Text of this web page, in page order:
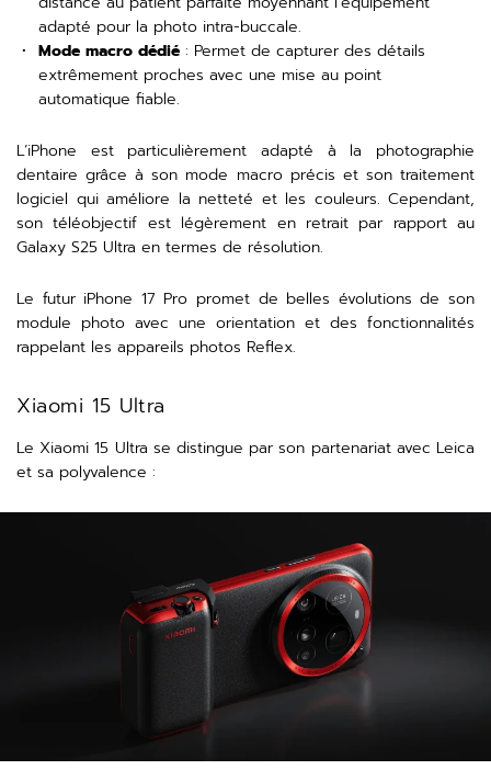
adapté pour la photo intra-buccale.
Mode macro dédié : Permet de capturer des détails
extrêmement proches avec une mise au point
automatique fiable.
L’iPhone est particulièrement adapté à la photographie
dentaire grâce à son mode macro précis et son traitement
logiciel qui améliore la netteté et les couleurs. Cependant,
son téléobjectif est légèrement en retrait par rapport au
Galaxy S25 Ultra en termes de résolution.
Le futur iPhone 17 Pro promet de belles évolutions de son
module photo avec une orientation et des fonctionnalités
rappelant les appareils photos Reflex.
Xiaomi 15 Ultra
Le Xiaomi 15 Ultra se distingue par son partenariat avec Leica
et sa polyvalence :